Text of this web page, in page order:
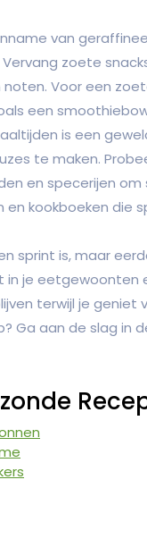
van
zoete
Voor een
een
is een
te maken.
en specerijen
en kookboeken
sprint is, maar
je eetgewoonten
terwijl je geniet
Ga aan de slag in